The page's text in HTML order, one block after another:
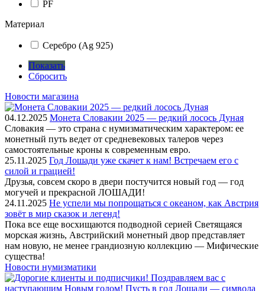
PF
Материал
Серебро (Ag 925)
Показать
Сбросить
Новости магазина
04.12.2025 Монета Словакии 2025 — редкий лосось Дуная
Словакия — это страна с нумизматическим характером: ее
монетный путь ведет от средневековых талеров через
самостоятельные кроны к современным евро.
25.11.2025 Год Лошади уже скачет к нам! Встречаем его с
силой и грацией!
Друзья, совсем скоро в двери постучится новый год — год
могучей и прекрасной ЛОШАДИ!
24.11.2025 Не успели мы попрощаться с океаном, как Австрия
зовёт в мир сказок и легенд!
Пока все еще восхищаются подводной серией Светящаяся
морская жизнь, Австрийский монетный двор представляет
нам новую, не менее грандиозную коллекцию — Мифические
существа!
Новости нумизматики